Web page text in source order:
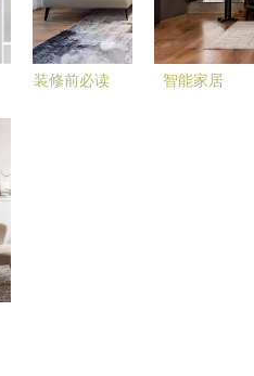
装修前必读
智能家居